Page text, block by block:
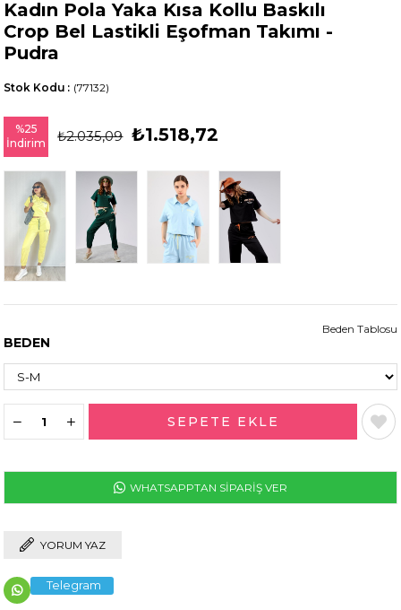
Kadın Pola Yaka Kısa Kollu Baskılı
Crop Bel Lastikli Eşofman Takımı -
Pudra
(77132)
Stok Kodu
%25
İndirim
₺2.035,09 ₺1.518,72
BEDEN
Beden Tablosu
WHATSAPPTAN SİPARİŞ VER
YORUM YAZ
Telegram